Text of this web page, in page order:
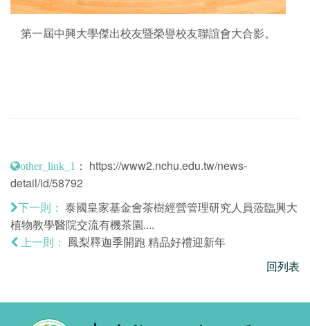
第一屆中興大學傑出校友暨榮譽校友聯誼會大合影。
other_link_1 ： https://www2.nchu.edu.tw/news-
detail/id/58792
下一則：
泰國皇家基金會茶樹經營管理研究人員蒞臨興大
植物教學醫院交流有機茶園....
上一則：
鳳梨釋迦季開跑 精品好禮迎新年
回列表